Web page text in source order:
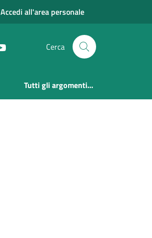
Accedi all'area personale
Cerca
Tutti gli argomenti...